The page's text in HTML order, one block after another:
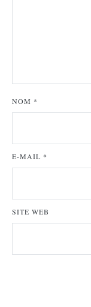
NOM *
E-MAIL *
SITE WEB